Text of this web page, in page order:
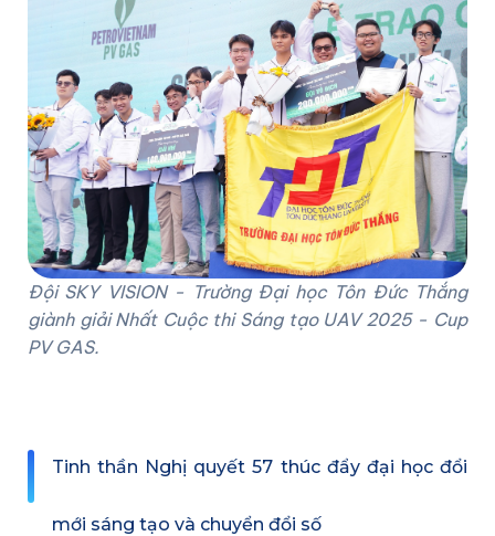
Đội SKY VISION - Trường Đại học Tôn Đức Thắng
giành giải Nhất Cuộc thi Sáng tạo UAV 2025 - Cup
PV GAS.
Tinh thần Nghị quyết 57 thúc đẩy đại học đổi
mới sáng tạo và chuyển đổi số